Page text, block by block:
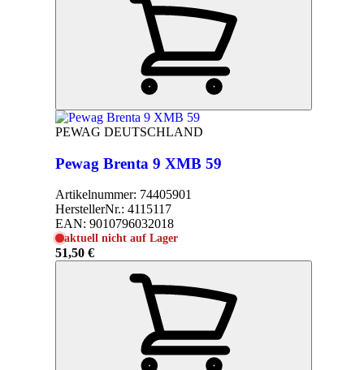
PEWAG DEUTSCHLAND
Pewag Brenta 9 XMB 59
Artikelnummer: 74405901
HerstellerNr.: 4115117
EAN: 9010796032018
aktuell nicht auf Lager
51,50 €